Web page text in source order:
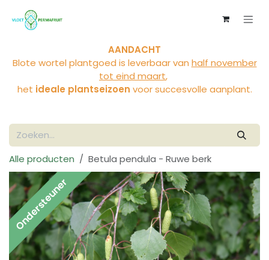
AANDACHT
Blote wortel plantgoed is leverbaar van half november
tot eind maart,
het ideale plantseizoen voor succesvolle aanplant.
Alle producten Betula pendula - Ruwe berk
Ondersteuner